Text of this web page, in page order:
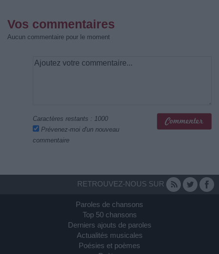
Vos commentaires
Aucun commentaire pour le moment
Caractères restants : 1000
Prévenez-moi d'un nouveau
commentaire
RETROUVEZ-NOUS SUR
Paroles de chansons
Top 50 chansons
Derniers ajouts de paroles
Actualités musicales
Poésies et poèmes